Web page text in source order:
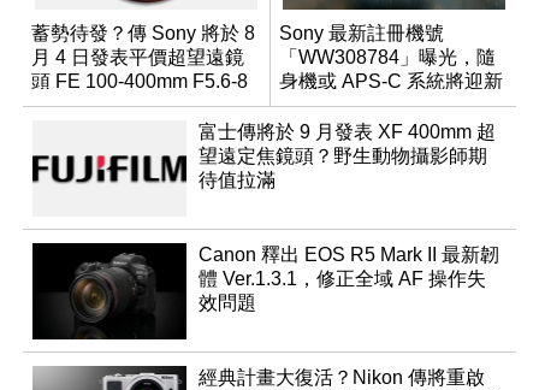
蓄勢待發？傳 Sony 將於 8
月 4 日發表平價超望遠鏡
頭 FE 100-400mm F5.6-8
Sony 最新註冊機號
「WW308784」曝光，隨
身機或 APS-C 系統將迎新
成員？
富士傳將於 9 月發表 XF 400mm 超
望遠定焦鏡頭？野生動物攝影師期
待值拉滿
Canon 釋出 EOS R5 Mark II 最新韌
體 Ver.1.3.1，修正全域 AF 操作失
效問題
經典計畫大復活？Nikon 傳將重啟